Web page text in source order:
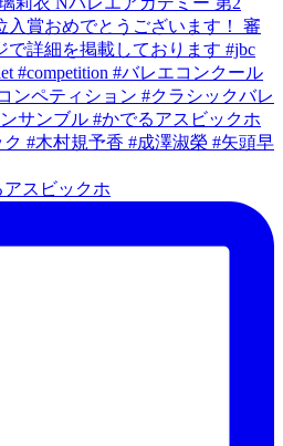
アスビックホ